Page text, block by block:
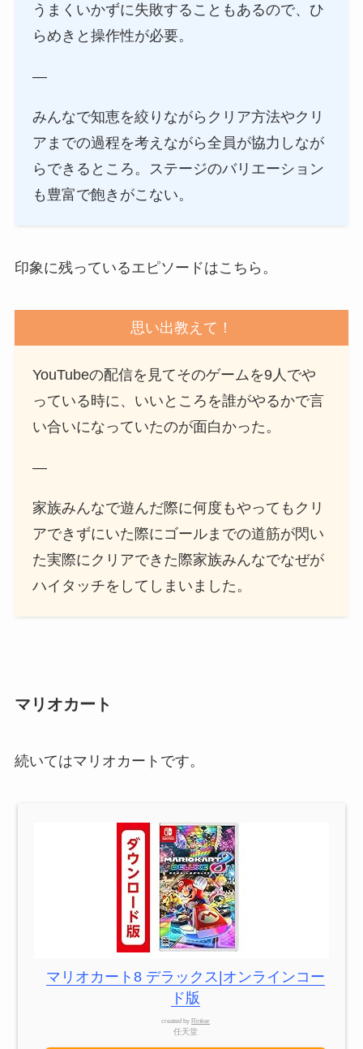
うまくいかずに失敗することもあるので、ひ
らめきと操作性が必要。
—
みんなで知恵を絞りながらクリア方法やクリ
アまでの過程を考えながら全員が協力しなが
らできるところ。ステージのバリエーション
も豊富で飽きがこない。
印象に残っているエピソードはこちら。
思い出教えて！
YouTubeの配信を見てそのゲームを9人でや
っている時に、いいところを誰がやるかで言
い合いになっていたのが面白かった。
—
家族みんなで遊んだ際に何度もやってもクリ
アできずにいた際にゴールまでの道筋が閃い
た実際にクリアできた際家族みんなでなぜが
ハイタッチをしてしまいました。
マリオカート
続いてはマリオカートです。
マリオカート8 デラックス|オンラインコー
ド版
created by Rinker
任天堂